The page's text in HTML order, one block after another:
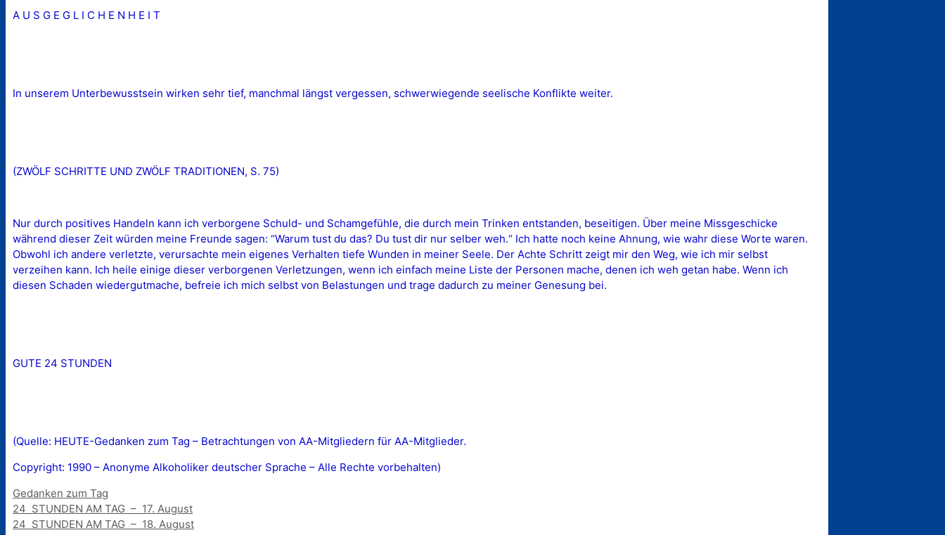
A U S G E G L I C H E N H E I T
In unserem Unterbewusstsein wirken sehr tief, manchmal längst vergessen, schwerwiegende seelische Konflikte weiter.
(ZWÖLF SCHRITTE UND ZWÖLF TRADITIONEN, S. 75)
Nur durch positives Handeln kann ich verborgene Schuld- und Schamgefühle, die durch mein Trinken entstanden, beseitigen. Über meine Missgeschicke
während dieser Zeit würden meine Freunde sagen: “Warum tust du das? Du tust dir nur selber weh.“ Ich hatte noch keine Ahnung, wie wahr diese Worte waren.
Obwohl ich andere verletzte, verursachte mein eigenes Verhalten tiefe Wunden in meiner Seele. Der Achte Schritt zeigt mir den Weg, wie ich mir selbst
verzeihen kann. Ich heile einige dieser verborgenen Verletzungen, wenn ich einfach meine Liste der Personen mache, denen ich weh getan habe. Wenn ich
diesen Schaden wiedergutmache, befreie ich mich selbst von Belastungen und trage dadurch zu meiner Genesung bei.
GUTE 24 STUNDEN
(Quelle: HEUTE-Gedanken zum Tag – Betrachtungen von AA-Mitgliedern für AA-Mitglieder.
Copyright: 1990 – Anonyme Alkoholiker deutscher Sprache – Alle Rechte vorbehalten)
Kategorien
Gedanken zum Tag
24 STUNDEN AM TAG – 17. August
24 STUNDEN AM TAG – 18. August